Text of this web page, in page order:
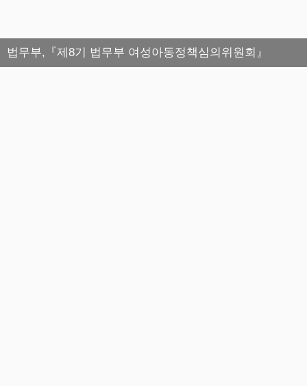
법무부,『제8기 법무부 여성아동정책심의위원회』